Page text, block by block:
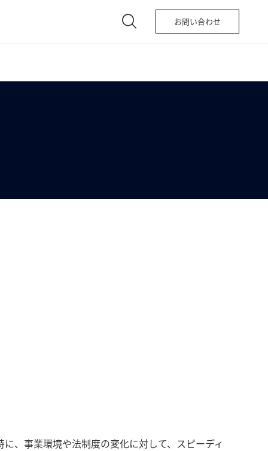
お問い合わせ
、事業環境や法制度の変化に対して、スピーディ